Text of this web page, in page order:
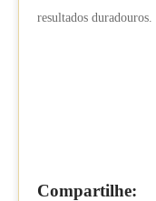
resultados duradouros.
Compartilhe: